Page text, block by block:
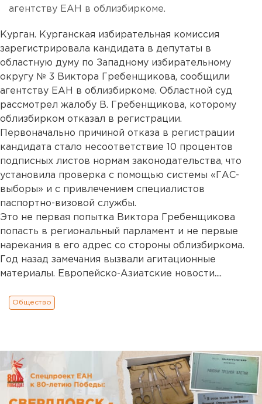
агентству ЕАН в облизбиркоме.
Курган. Курганская избирательная комиссия
зарегистрировала кандидата в депутаты в
областную думу по Западному избирательному
округу № 3 Виктора Гребенщикова, сообщили
агентству ЕАН в облизбиркоме. Областной суд
рассмотрел жалобу В. Гребенщикова, которому
облизбирком отказал в регистрации.
Первоначально причиной отказа в регистрации
кандидата стало несоответствие 10 процентов
подписных листов нормам законодательства, что
установила проверка с помощью системы «ГАС-
выборы» и с привлечением специалистов
паспортно-визовой службы.
Это не первая попытка Виктора Гребенщикова
попасть в региональный парламент и не первые
нарекания в его адрес со стороны облизбиркома.
Год назад замечания вызвали агитационные
материалы. Европейско-Азиатские новости....
Общество